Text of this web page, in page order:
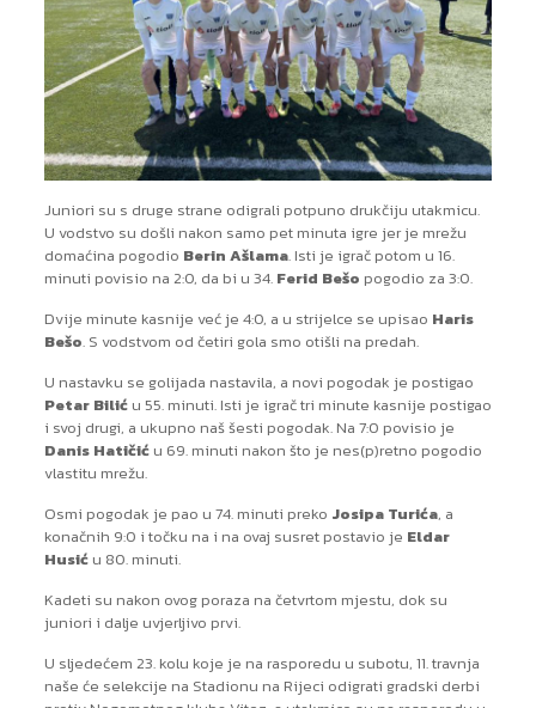
Juniori su s druge strane odigrali potpuno drukčiju utakmicu.
U vodstvo su došli nakon samo pet minuta igre jer je mrežu
domaćina pogodio Berin Ašlama. Isti je igrač potom u 16.
minuti povisio na 2:0, da bi u 34. Ferid Bešo pogodio za 3:0.
Dvije minute kasnije već je 4:0, a u strijelce se upisao Haris
Bešo. S vodstvom od četiri gola smo otišli na predah.
U nastavku se golijada nastavila, a novi pogodak je postigao
Petar Bilić u 55. minuti. Isti je igrač tri minute kasnije postigao
i svoj drugi, a ukupno naš šesti pogodak. Na 7:0 povisio je
Danis Hatičiću 69. minuti nakon što je nes(p)retno pogodio
vlastitu mrežu.
Osmi pogodak je pao u 74. minuti preko Josipa Turića, a
konačnih 9:0 i točku na i na ovaj susret postavio je Eldar
Husiću 80. minuti.
Kadeti su nakon ovog poraza na četvrtom mjestu, dok su
juniori i dalje uvjerljivo prvi.
U sljedećem 23. kolu koje je na rasporedu u subotu, 11. travnja
naše će selekcije na Stadionu na Rijeci odigrati gradski derbi